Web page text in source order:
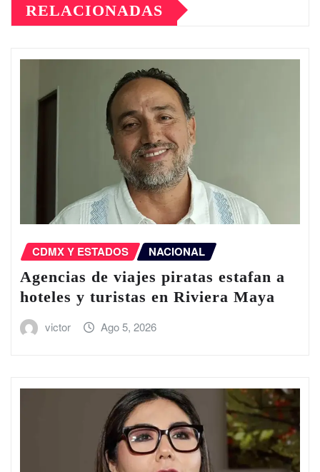
RELACIONADAS
CDMX Y ESTADOS NACIONAL
Agencias de viajes piratas estafan a
hoteles y turistas en Riviera Maya
victor Ago 5, 2026